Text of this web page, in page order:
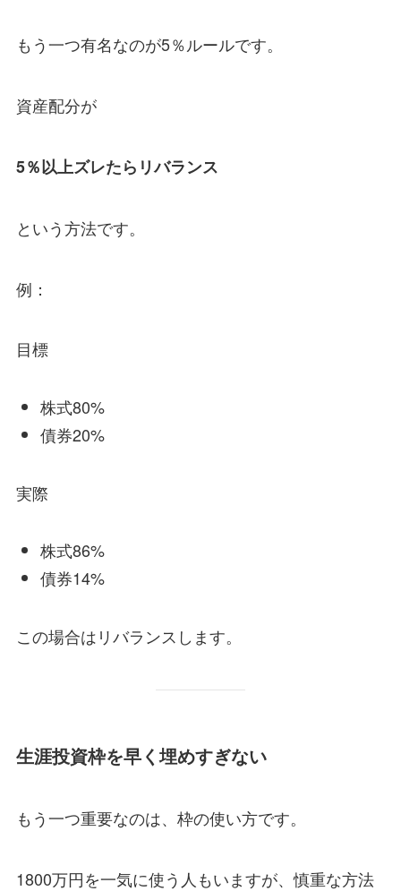
もう一つ有名なのが5％ルールです。
資産配分が
5％以上ズレたらリバランス
という方法です。
例：
目標
株式80%
債券20%
実際
株式86%
債券14%
この場合はリバランスします。
生涯投資枠を早く埋めすぎない
もう一つ重要なのは、枠の使い方です。
1800万円を一気に使う人もいますが、慎重な方法